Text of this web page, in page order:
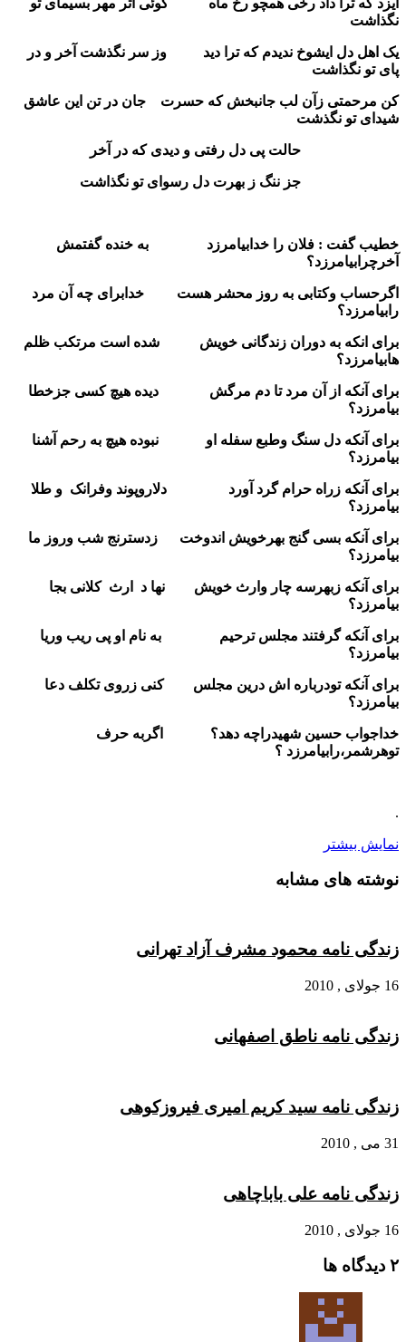
نگذاشت
یک اهل دل ایشوخ ندیدم که ترا دید وز سر نگذشت آخر و در
پای تو نگذاشت
کن مرحمتی زآن لب جانبخش که حسرت جان در تن این عاشق
شیدای تو نگذشت
حالت پی دل رفتی و دیدی که در آخر
جز ننگ ز بهرت دل رسوای تو نگذاشت
خطیب گفت : فلان را خدابیامرزد به خنده گفتمش
آخرچرابیامرزد؟
اگرحساب وکتابی به روز محشر هست خدابرای چه آن مرد
رابیامرزد؟
برای انکه به دوران زندگانی خویش شده است مرتکب ظلم
هابیامرزد؟
برای آنکه از آن مرد تا دم مرگش دیده هیچ کسی جزخطا
بیامرزد؟
برای آنکه دل سنگ وطبع سفله او نبوده هیچ به رحم آشنا
بیامرزد؟
برای آنکه زراه حرام گرد آورد دلاروپوند وفرانک و طلا
بیامرزد؟
برای آنکه بسی گنج بهرخویش اندوخت زدسترنج شب وروز ما
بیامرزد؟
برای آنکه زبهرسه چار وارث خویش نها د ارث کلانی بجا
بیامرزد؟
برای آنکه گرفتند مجلس ترحیم به نام او پی ریب وریا
بیامرزد؟
برای آنکه تودرباره اش درین مجلس کنی زروی تکلف دعا
بیامرزد؟
خداجواب حسین شهیدراچه دهد؟ اگربه حرف
توهرشمر،رابیامرزد ؟
.
نمایش بیشتر
نوشته های مشابه
زندگی نامه محمود مشرف آزاد تهرانی
16 جولای , 2010
زندگی نامه ناطق اصفهانی
زندگی نامه سید کریم امیری فیروزکوهی
31 می , 2010
زندگی نامه علی باباچاهی
16 جولای , 2010
‫۲ دیدگاه ها